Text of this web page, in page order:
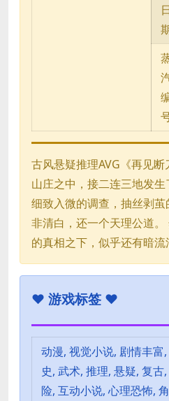
古风悬疑推理AVG《再见
山庄之中，接二连三地发
细致入微的调查，抽丝剥
非清白，还一个天理公道
的真相之下，似乎还有暗
♥ 游戏标签 ♥
动漫, 视觉小说, 剧情丰富
史, 武术, 推理, 悬疑, 复古
险, 互动小说, 心理恐怖,